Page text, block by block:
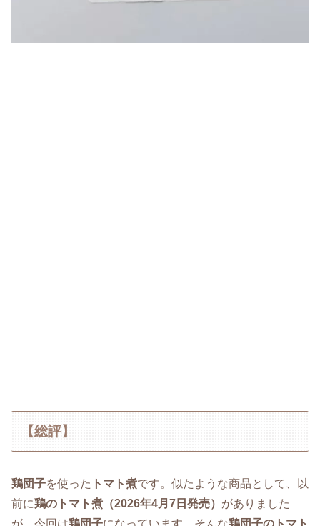
【総評】
鶏団子を使った トマト煮です。似たような商品として、以
前に鶏のトマト煮（2026年4月7日発売） がありました
が、今回は鶏団子になっています。そんな鶏団子のトマト